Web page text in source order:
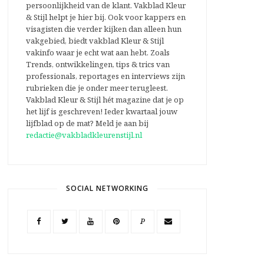
persoonlijkheid van de klant. Vakblad Kleur
& Stijl helpt je hier bij. Ook voor kappers en
visagisten die verder kijken dan alleen hun
vakgebied, biedt vakblad Kleur & Stijl
vakinfo waar je echt wat aan hebt. Zoals
Trends, ontwikkelingen, tips & trics van
professionals, reportages en interviews zijn
rubrieken die je onder meer terugleest.
Vakblad Kleur & Stijl hét magazine dat je op
het lijf is geschreven! Ieder kwartaal jouw
lijfblad op de mat? Meld je aan bij
redactie@vakbladkleurenstijl.nl
SOCIAL NETWORKING
P